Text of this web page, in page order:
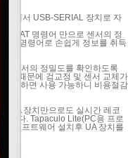
스에서 USB-SERIAL 장치로 자
? AT 명령어 만으로 센서의 정
AT 명령어로 손쉽게 정보를 취득
센서의 정밀도를 확인하도록
기 때문에 검교정 및 센서 교체가
만 하면 사용 가능하니 비용절감
. UA 장치만으로도 실시간 레코
니다. Tapaculo Lite(PC용 프로
. 소프트웨어 설치후 UA 장치를